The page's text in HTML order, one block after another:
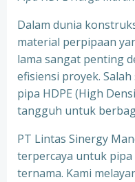
Dalam dunia
material perpipaan
lama sangat penting
efisiensi proyek.
pipa HDPE (High
tangguh untuk
PT Lintas Sinergy
terpercaya untuk pipa
ternama. Kami